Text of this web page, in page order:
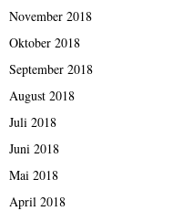
November 2018
Oktober 2018
September 2018
August 2018
Juli 2018
Juni 2018
Mai 2018
April 2018